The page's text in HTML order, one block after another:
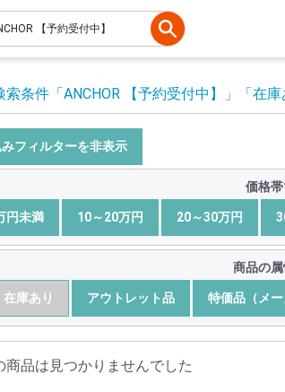
条件 「ANCHOR 【予約受付中】」 「在庫
フィルターを非表示
価格
円未満 10～20万円 20～30万円
商品の
在庫あり アウトレット品 特価品（メー
商品は見つかりませんでした